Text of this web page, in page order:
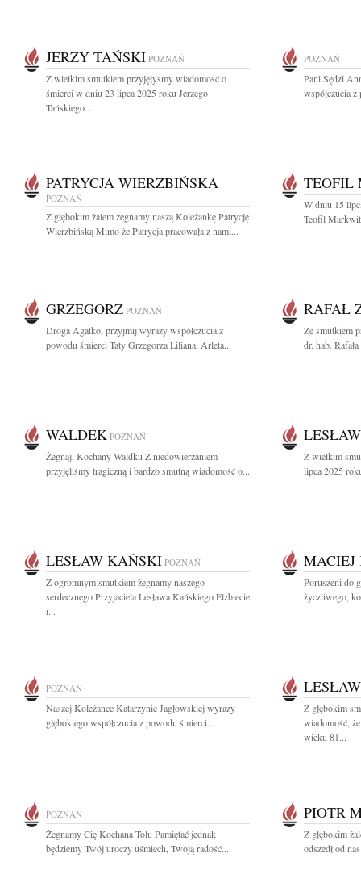
JERZY TAŃSKI POZNAŃ
Z wielkim smutkiem przyjęłyśmy wiadomość o
śmierci w dniu 23 lipca 2025 roku Jerzego
Tańskiego...
POZNAŃ
Pani Sędzi
współczucia
PATRYCJA WIERZBIŃSKA
POZNAŃ
Z głębokim żalem żegnamy naszą Koleżankę Patrycję
Wierzbińską Mimo że Patrycja pracowała z nami...
TEOFIL
W dniu 15
Teofil
GRZEGORZ POZNAŃ
Droga Agatko, przyjmij wyrazy współczucia z
powodu śmierci Taty Grzegorza Liliana, Arleta...
RAFAŁ
Ze smutkiem
dr. hab.
WALDEK POZNAŃ
Żegnaj, Kochany Waldku Z niedowierzaniem
przyjęliśmy tragiczną i bardzo smutną wiadomość o...
Z wielkim
lipca 2025
LESŁAW KAŃSKI POZNAŃ
Z ogromnym smutkiem żegnamy naszego
serdecznego Przyjaciela Lesława Kańskiego Elżbiecie
i...
MACIEJ
Poruszeni do
życzliwego,
POZNAŃ
Naszej Koleżance Katarzynie Jagłowskiej wyrazy
głębokiego współczucia z powodu śmierci...
Z głębokim
wiadomość,
wieku 81...
POZNAŃ
Żegnamy Cię Kochana Tolu Pamiętać jednak
będziemy Twój uroczy uśmiech, Twoją radość...
PIOTR
Z głębokim
odszedł od